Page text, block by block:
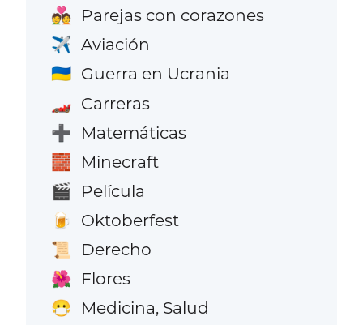
💑 Parejas con corazones
✈️ Aviación
🇺🇦 Guerra en Ucrania
🏎️ Carreras
➕ Matemáticas
🧱 Minecraft
🎬 Película
🍺 Oktoberfest
📜 Derecho
🌺 Flores
😷 Medicina, Salud